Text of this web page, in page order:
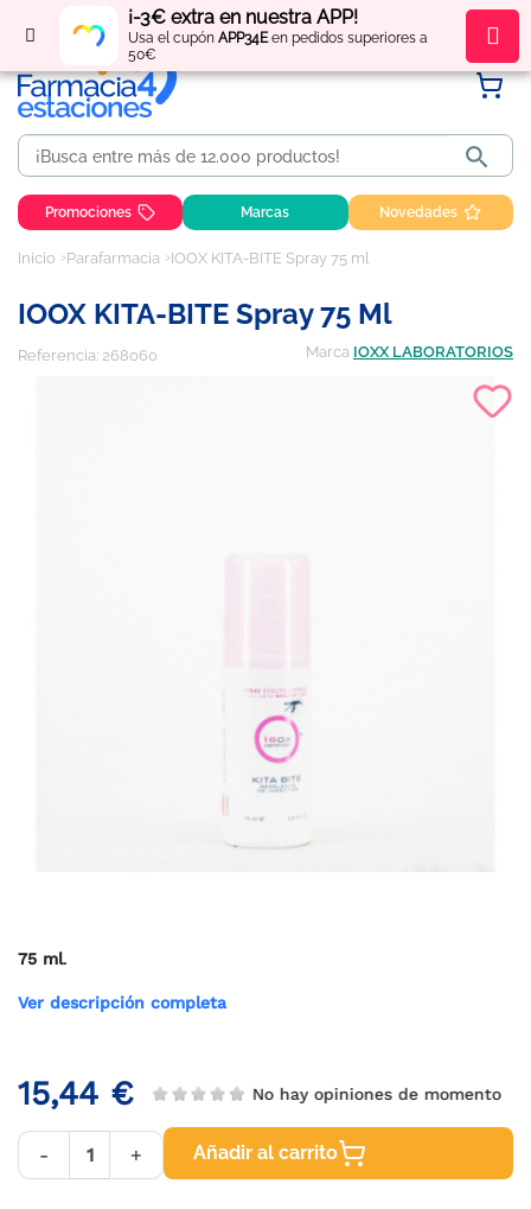
¡-3€ extra en nuestra APP!
Usa el cupón APP34Een pedidos superiores a
50€
Regístratey obténpuntos por tus compras

Promociones Marcas Novedades
Inicio Parafarmacia IOOX KITA-BITE Spray 75 ml
IOOX KITA-BITE Spray 75 Ml
Referencia: 268060 Marca IOXX LABORATORIOS
75 ml.
Ver descripción completa
15,44 € No hay opiniones de momento
- + Añadir al carrito